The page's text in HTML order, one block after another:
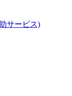
サービス)